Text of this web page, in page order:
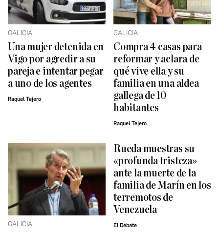
GALICIA
Una mujer detenida en
Vigo por agredir a su
pareja e intentar pegar
a uno de los agentes
Raquel Tejero
GALICIA
Compra 4 casas para
reformar y aclara de
qué vive ella y su
familia en una aldea
gallega de 10
habitantes
Raquel Tejero
GALICIA
Rueda muestras su
«profunda tristeza»
ante la muerte de la
familia de Marín en los
terremotos de
Venezuela
El Debate